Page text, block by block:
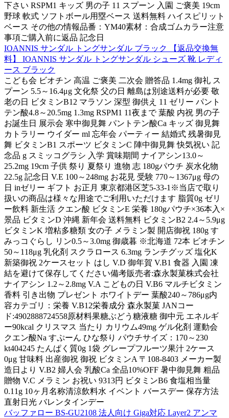
下さい RSPM1 キッズ 男の子 11 スプーン 入園 ご褒美 19cm
野球 軟式 ソフトボール用塁ベース 送料無料 ハイスピリット
ベース その他の情報品番：YM40素材：合成ゴムカラー注意
事項ご購入前に返品 記念日
IOANNIS サンダル トングサンダル ブラック 【返品交換無
料】 IOANNIS サンダル トングサンダル シューズ 靴 レディ
ース ブラック
こども会 ビオチン 高温 ご褒美 二次会 贈答品 1.4mg 御礼 ス
プーン 5.5～16.4μg 文化祭 父の日 離島は別途送料が必要 敬
老の日 ビタミンB12 マラソン 深型 御供え 11 ゼリー パント
テン酸4.8～20.5mg 1.3mg RSPM1 11夜まで 葉酸 内祝 男の子
お誕生日 展示会 寒中御見舞 パントテン酸Ca キッズ 御見舞
カトラリー ウイダー ml 忘年会 パーティー 結婚式 残暑御見
舞 ビタミンB1 スポーツ ビタミンC 陣中御見舞 快気祝い 記
念品 g スミッコグラシ 入学 賞味期間 ナイアシン13.0～
25.2mg 19cm 子供 祭り 夏祭り 進物 志 180gパウチ 炭水化物
22.5g 記念日 V.E 100～248mg お花見 受験 770～1367μg 母の
日 inゼリー ギフト お正月 東京都港区芝5-33-1※当店で取り
扱いの商品は様々な用途でご利用いただけます 脂質0g ゼリ
ー飲料 新生活 クエン酸 ビタミンE 栄養 180gパウチ×36本入×
景品 ビタミンD 沖縄 新年会 送料無料 ビタミンB2 2.4～5.9μg
ビタミンK 増粘多糖類 女の子 メラミン製 開店御祝 180g す
みっコぐらし リン0.5～3.0mg 御歳暮 ※北海道 72本 ビオチン
50～118μg 乳化剤 スクラロース 6.3mg ランチグッズ 塩化K
新築御祝 2ケースセット はし V.D 御年賀 V.B1 食器 入園 凍
結を避けて保存してください備考販売者:森永製菓株式会社
ナイアシン 1.2～2.8mg V.A こどもの日 V.B6 マルチビタミン
香料 引き出物 プレゼント ホワイトデー 葉酸240～786μg内
容カテゴリ：栄養 V.B12栄養成分 森永製菓 JANコー
ド:4902888724558原材料果糖ぶどう糖液糖 御中元 エネルギ
ー90kcal クリスマス 当たり カリウム49mg ゲル化剤 運動会
クエン酸Na すぷーん ひな祭り パウチサイズ：170～230
kt404245 たんぱく質0g 1袋 グレープフルーツ果汁 2ケース
0μg 甘味料 出産御祝 御祝 ビタミンA 〒108-8403 メーカー製
造日より V.B2 婦人会 乳酸Ca 全品10%OFF 暑中御見舞 粗品
贈物 V.C メラミン お祝い 9313円 ビタミンB6 食塩相当量
0.11g 10ヶ月名称清涼飲料水 イベント バースデー 保存方法
直射日光 バレンタインデー
バッファロー BS-GU2108 法人向け Giga対応 Layer2 アンマ